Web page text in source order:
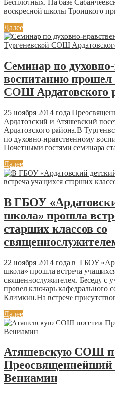
Бесплотных. На базе
воскресной школы Троицкого
Далее
Семинар по
воспитанию прошел
СОШ Ардатовского
25 ноября 2014 года
Ардатовский и Атяшевский
Ардатовского района.В
по духовно-нравственному
Почетными гостями семинара
Далее
В ГБОУ
школа» прошла
старших классов со
22 ноября 2014 года в ГБОУ
школа» прошла встреча
священнослужителем. Беседу с
провел ключарь кафедрального
Климкин.На встрече
Далее
Атяшевскую СОШ
Вениамин